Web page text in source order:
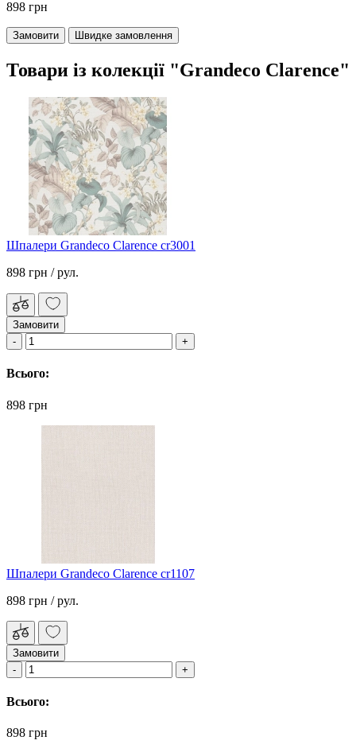
898 грн
Замовити Швидке замовлення
Товари із колекції "Grandeco Clarence"
Шпалери Grandeco Clarence cr3001
898 грн / рул.
Замовити
Всього:
898 грн
Шпалери Grandeco Clarence cr1107
898 грн / рул.
Замовити
Всього:
898 грн